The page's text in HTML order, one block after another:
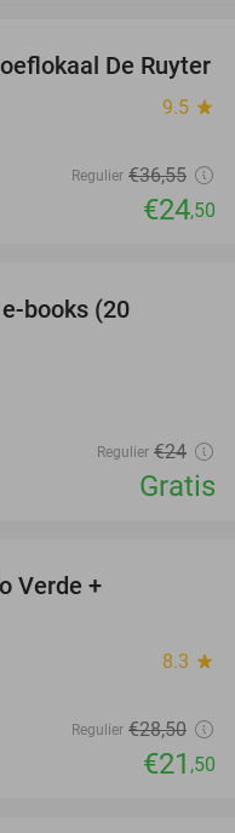
33%
De Ruyter
9.5 star
Regulier €36,55
€24,50
books (20
Regulier €24
Gratis
Verde +
8.3 star
Regulier €28,50
€21 ,50